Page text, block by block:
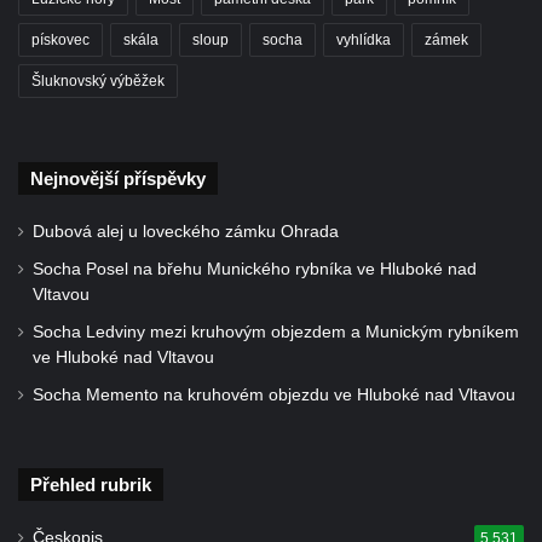
ZOO Dresden
Pamětní kámen revitalizace Vltavy Vraňany
– Hořín u Lužce nad Vltavou
Strom svobody a památník 100 let republiky
a 30. výročí listopadu 1989 v Hrobčicích
Boží muka v parku před domem čp. 17 v
Hrobčicích
Sochy „Klaun a dívenka“ v parku v centru
Socha vodníka u požární nádrže v
pískovec skála sloup socha vyhlídka zámek
Šluknovský výběžek
Nejnovější příspěvky
Dubová alej u loveckého zámku Ohrada
Socha Posel na břehu Munického rybníka ve Hluboké nad
Vltavou
Socha Ledviny mezi kruhovým objezdem a Munickým rybníkem
ve Hluboké nad Vltavou
Socha Memento na kruhovém objezdu ve Hluboké nad Vltavou
Přehled rubrik
Českopis 5 531